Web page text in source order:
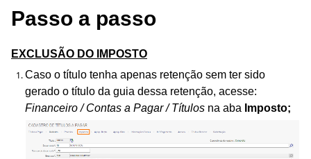
Passo a passo
EXCLUSÃO DO IMPOSTO
Caso o título tenha apenas retenção sem ter sido
gerado o título da guia dessa retenção, acesse:
Financeiro / Contas a Pagar / Títulos na aba Imposto;